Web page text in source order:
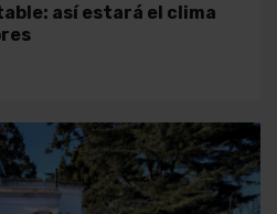
así estará el clima